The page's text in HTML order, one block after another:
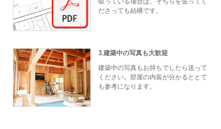
ださっても結構です。
3.建築中の写真も大歓迎
建築中の写真もお持ちでしたら送って
ください。部屋の内装が分かるととて
も参考になります。